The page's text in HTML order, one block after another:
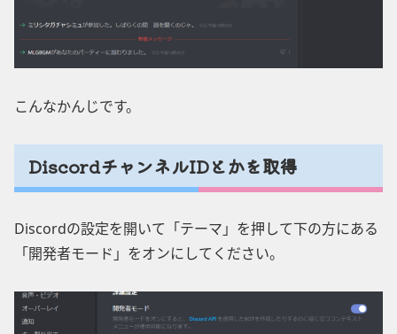
こんなかんじです。
DiscordチャンネルIDとかを取得
Discordの設定を開いて「テーマ」を押して下の方にある
「開発者モード」をオンにしてください。